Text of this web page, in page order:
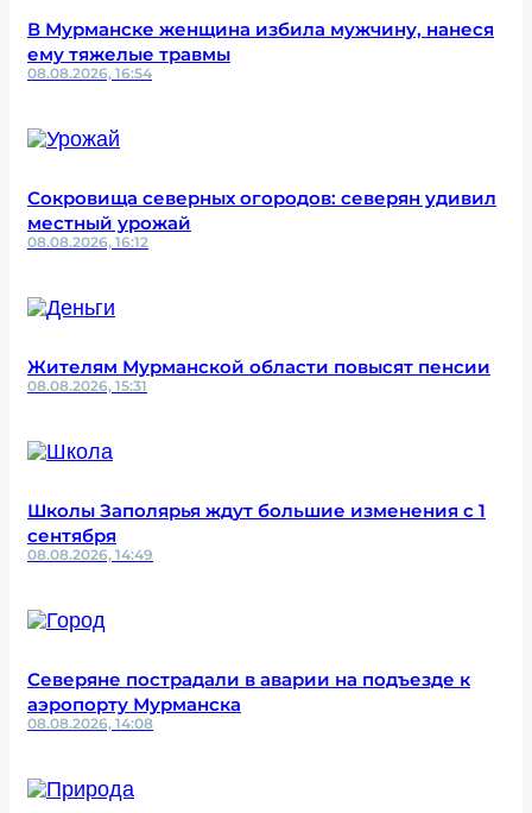
В Мурманске женщина избила мужчину, нанеся
ему тяжелые травмы
08.08.2026, 16:54
Сокровища северных огородов: северян удивил
местный урожай
08.08.2026, 16:12
Жителям Мурманской области повысят пенсии
08.08.2026, 15:31
Школы Заполярья ждут большие изменения с 1
сентября
08.08.2026, 14:49
Северяне пострадали в аварии на подъезде к
аэропорту Мурманска
08.08.2026, 14:08